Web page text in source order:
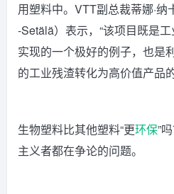
用塑料中。VTT副总裁蒂娜·纳
-Setälä）表示，“该项目既是
实现的一个极好的例子，也是
的工业残渣转化为高价值产品
生物塑料比其他塑料“更环保”
主义者都在争论的问题。